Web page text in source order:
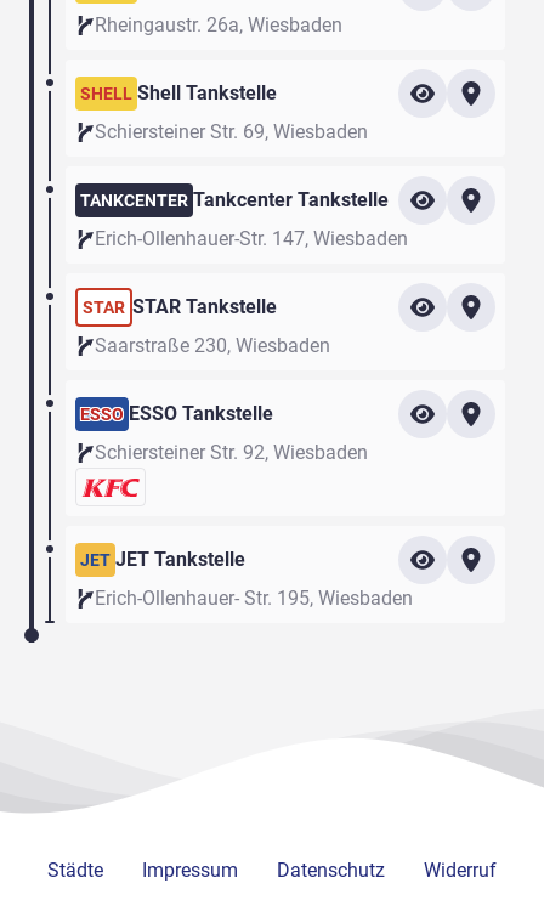
Rheingaustr. 26a, Wiesbaden
SHELL Shell Tankstelle
Schiersteiner Str. 69, Wiesbaden
TANKCENTER Tankcenter Tankstelle
Erich-Ollenhauer-Str. 147, Wiesbaden
STAR STAR Tankstelle
Saarstraße 230, Wiesbaden
ESSO ESSO Tankstelle
Schiersteiner Str. 92, Wiesbaden
JET JET Tankstelle
Erich-Ollenhauer- Str. 195, Wiesbaden
Städte Impressum Datenschutz Widerruf